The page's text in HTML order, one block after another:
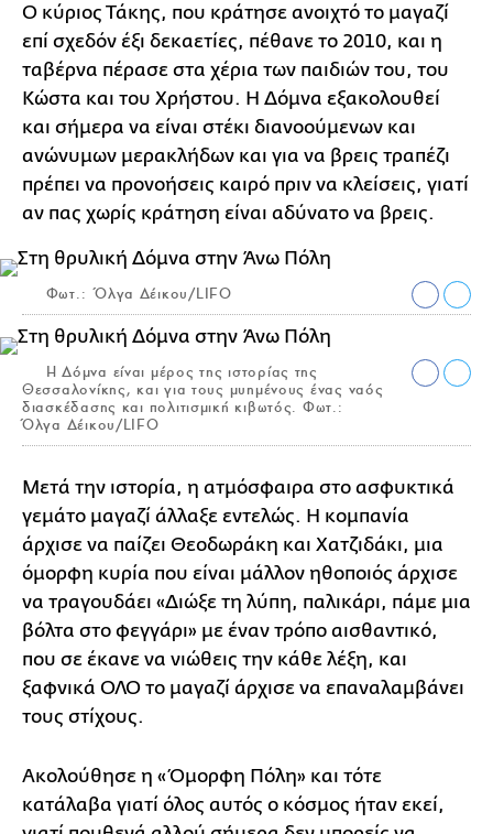
Ο κύριος Τάκης, που κράτησε ανοιχτό το μαγαζί
επί σχεδόν έξι δεκαετίες, πέθανε το 2010, και η
ταβέρνα πέρασε στα χέρια των παιδιών του, του
Κώστα και του Χρήστου. Η Δόμνα εξακολουθεί
και σήμερα να είναι στέκι διανοούμενων και
ανώνυμων μερακλήδων και για να βρεις τραπέζι
πρέπει να προνοήσεις καιρό πριν να κλείσεις, γιατί
αν πας χωρίς κράτηση είναι αδύνατο να βρεις.
Φωτ.: Όλγα Δέικου/LIFO
Η Δόμνα είναι μέρος της ιστορίας της
Θεσσαλονίκης, και για τους μυημένους ένας ναός
διασκέδασης και πολιτισμική κιβωτός. Φωτ.:
Όλγα Δέικου/LIFO
Μετά την ιστορία, η ατμόσφαιρα στο ασφυκτικά
γεμάτο μαγαζί άλλαξε εντελώς. Η κομπανία
άρχισε να παίζει Θεοδωράκη και Χατζιδάκι, μια
όμορφη κυρία που είναι μάλλον ηθοποιός άρχισε
να τραγουδάει «Διώξε τη λύπη, παλικάρι, πάμε μια
βόλτα στο φεγγάρι» με έναν τρόπο αισθαντικό,
που σε έκανε να νιώθεις την κάθε λέξη, και
ξαφνικά ΟΛΟ το μαγαζί άρχισε να επαναλαμβάνει
τους στίχους.
Ακολούθησε η «Όμορφη Πόλη» και τότε
κατάλαβα γιατί όλος αυτός ο κόσμος ήταν εκεί,